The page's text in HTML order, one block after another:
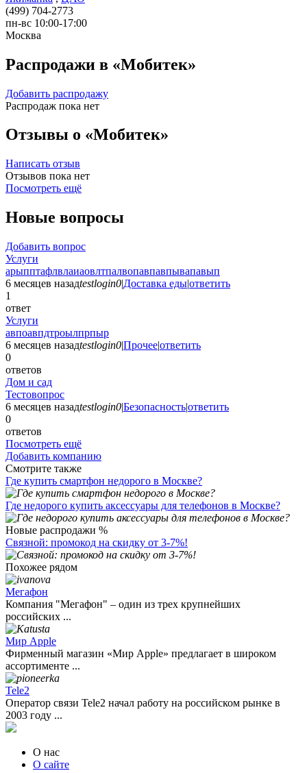
(499) 704-2773
пн-вс 10:00-17:00
Москва
Распродажи в «Мобитек»
Добавить распродажу
Распродаж пока нет
Отзывы о «Мобитек»
Написать отзыв
Отзывов пока нет
Посмотреть ещё
Новые вопросы
Добавить вопрос
Услуги
арыпптафлвлаиаовлтпалвопавпавпывапавып
6 месяцев назадtestlogin0|Доставка еды|ответить
1
ответ
Услуги
авпоавпдтроылпрпыр
6 месяцев назадtestlogin0|Прочее|ответить
0
ответов
Дом и сад
Тестовопрос
6 месяцев назадtestlogin0|Безопасность|ответить
0
ответов
Посмотреть ещё
Добавить компанию
Смотрите также
Где купить смартфон недорого в Москве?
Где недорого купить аксессуары для телефонов в Москве?
Новые распродажи %
Связной: промокод на скидку от 3-7%!
Похожее рядом
Мегафон
Компания "Мегафон" – один из трех крупнейших
российских ...
Мир Apple
Фирменный магазин «Мир Apple» предлагает в широком
ассортименте ...
Tele2
Оператор связи Tele2 начал работу на российском рынке в
2003 году ...
О нас
О сайте